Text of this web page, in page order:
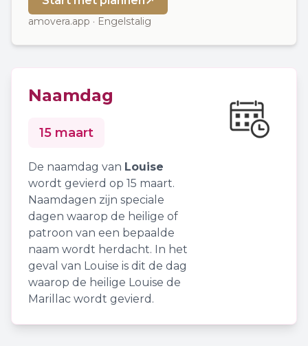
amovera.app · Engelstalig
Naamdag
15 maart
De naamdag van Louise
wordt gevierd op 15 maart.
Naamdagen zijn speciale
dagen waarop de heilige of
patroon van een bepaalde
naam wordt herdacht. In het
geval van Louise is dit de dag
waarop de heilige Louise de
Marillac wordt gevierd.